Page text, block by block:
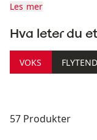
Les mer
Hva leter du
VOKS
57 Produkter